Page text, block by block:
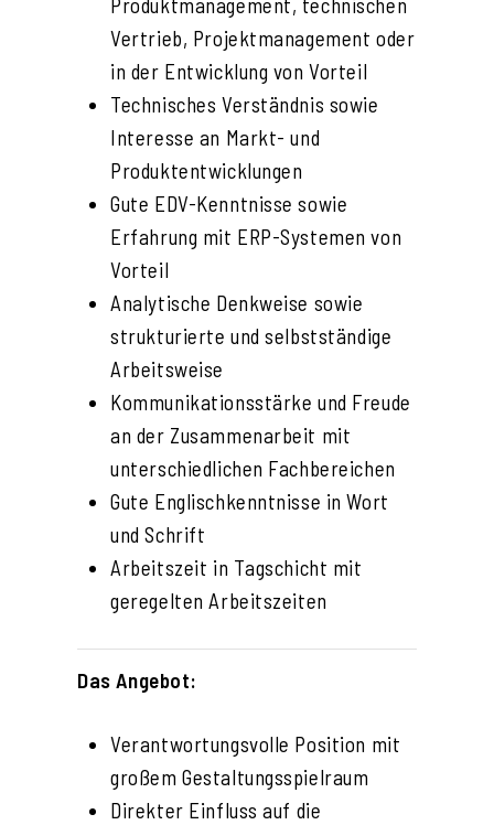
Vertrieb, Projektmanagement oder
in der Entwicklung von Vorteil
Technisches Verständnis sowie
Interesse an Markt- und
Produktentwicklungen
Gute EDV-Kenntnisse sowie
Erfahrung mit ERP-Systemen von
Vorteil
Analytische Denkweise sowie
strukturierte und selbstständige
Arbeitsweise
Kommunikationsstärke und Freude
an der Zusammenarbeit mit
unterschiedlichen Fachbereichen
Gute Englischkenntnisse in Wort
und Schrift
Arbeitszeit in Tagschicht mit
geregelten Arbeitszeiten
Das Angebot:
Verantwortungsvolle Position mit
großem Gestaltungsspielraum
Direkter Einfluss auf die